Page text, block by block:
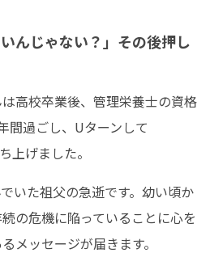
んじゃない？」その後押し
高校卒業後、管理栄養士の資格
間過ごし、Uターンして
げました。
いた祖父の急逝です。幼い頃か
の危機に陥っていることに心を
メッセージが届きます。